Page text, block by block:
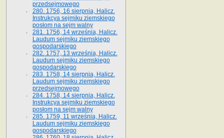
przedsejmowego
280. 1756, 16 sierpnia, Halicz.
Instrukcya sejmiku ziemskiego
posłom na sejm walny
281. 1756, 14 września, Halicz.
Laudum sejmiku ziemskiego
gospodarskiego
282. 1757, 13 września, Halicz.
Laudum sejmiku ziemskiego
gospodarskiego
283. 1758, 14 sierpnia, Halicz.
Laudum sejmiku ziemskiego
przedsejmowego
284. 1758, 14 sierpnia, Halicz.
Instrukcya sejmiku ziemskiego
posłom na sejm walny
285. 1759, 11 września, Halicz.
Laudum sejmiku ziemskiego
gospodarskiego